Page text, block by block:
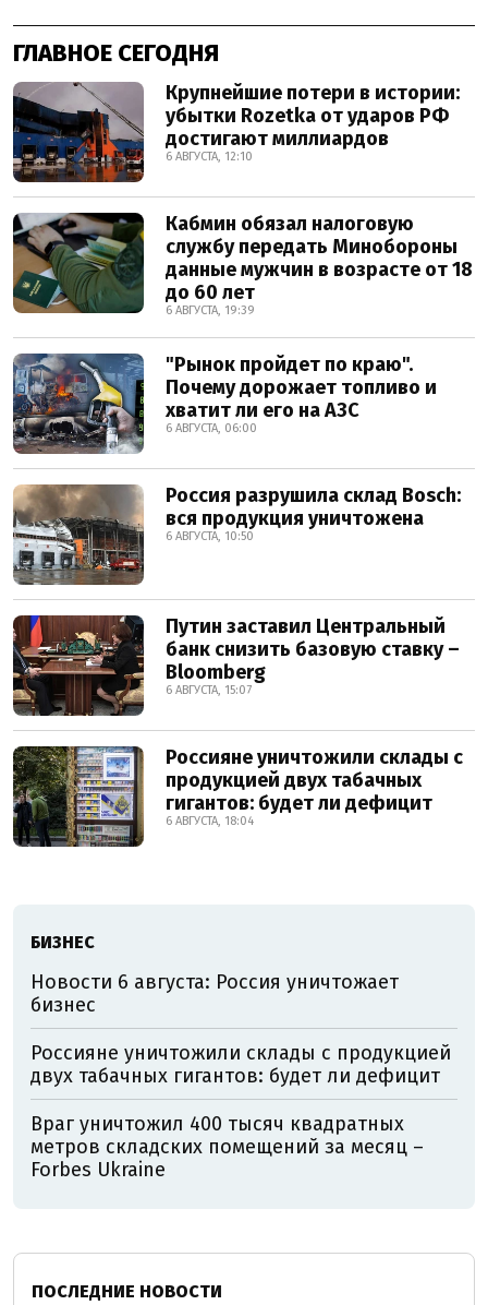
ГЛАВНОЕ СЕГОДНЯ
Крупнейшие потери в истории:
убытки Rozetka от ударов РФ
достигают миллиардов
6 АВГУСТА, 12:10
Кабмин обязал налоговую
службу передать Минобороны
данные мужчин в возрасте от 18
до 60 лет
6 АВГУСТА, 19:39
"Рынок пройдет по краю".
Почему дорожает топливо и
хватит ли его на АЗС
6 АВГУСТА, 06:00
Россия разрушила склад Bosch:
вся продукция уничтожена
6 АВГУСТА, 10:50
Путин заставил Центральный
банк снизить базовую ставку –
Bloomberg
6 АВГУСТА, 15:07
Россияне уничтожили склады с
продукцией двух табачных
гигантов: будет ли дефицит
6 АВГУСТА, 18:04
БИЗНЕС
Новости 6 августа: Россия уничтожает
бизнес
Россияне уничтожили склады с продукцией
двух табачных гигантов: будет ли дефицит
Враг уничтожил 400 тысяч квадратных
метров складских помещений за месяц –
Forbes Ukraine
ПОСЛЕДНИЕ НОВОСТИ